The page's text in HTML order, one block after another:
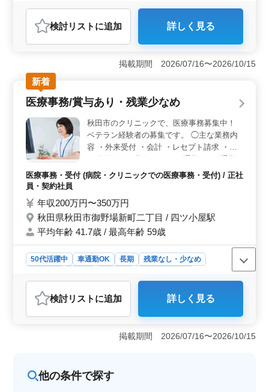
おすすめポイント
＜経験を活かせる職場＞ この求人は、診療報酬請求や
電子カルテ入力の経験を活かせる内容です。医療秘書や
病棟クラークの経験者も歓迎しており、これまでのキャ
リアを最大限に発揮できる環境です。幅広い業務を担当
するため、スキルアップの機会も豊富です。 ＜働き
やすい勤務条件＞ 残業は月平均10時間以内で、メリハ
リのある働き方が可能です。日曜・祝日が休日のほか、
らに休憩時間も90分確保されており、身体に無理なく働
ける職場です。 ＜充実の福利厚生と通勤環境＞ 賞
与は年2回・計2ヶ月分が支給され、収入面で安心です。
社会保険完備で安定した環境が整っているほか、車通勤
も可能で通勤手当も支給されます。最寄り駅の泉外旭川
駅にも近く、通勤しやすい点も魅力です。
検討リスト に追加 詳しく見る
掲載期間 2026/07/16〜2026/10/15
新着
医療事務/賞与あり・残業少なめ
秋田市のクリニックで、医療事務募集中！
ベテラン経験者の募集です。 ◯主な業務内
容 ・外来受付 ・会計 ・レセプト請求 ・そ
ストレスも少なく、快適に働ける職場です！
医療事務・受付 (病院・クリニックでの医療事務・受付) / 正社
員・契約社員
年収200万円〜350万円
秋田県秋田市御野場新町二丁目 / 四ツ小屋駅
平均年齢 41.7歳 / 最高年齢 59歳
50代活躍中 車通勤OK 長期
残業なし・少なめ
おすすめポイント
＜働きやすさが魅力の職場＞ この求人は、残業が少な
く、月平均10時間以内と無理のない働き方が可能です。
で、安定した雇用が期待できます。日曜・祝日が休み
レスの軽減＞ マイカー通勤が可能で、通勤手当が実費
検討リスト に追加 詳しく見る
掲載期間 2026/07/16〜2026/10/15
他の条件で探す